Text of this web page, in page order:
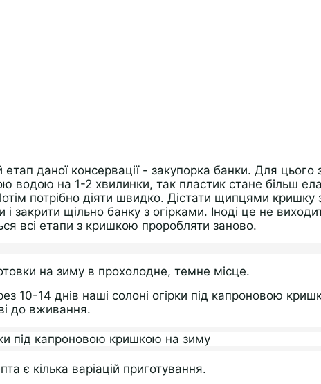
даної консервації - закупорка банки. Для цього
водою на 1-2 хвилинки, так пластик стане більш
потрібно діяти швидко. Дістати щипцями кришку
і закрити щільно банку з огірками. Іноді це не
всі етапи з кришкою проробляти заново.
на зиму в прохолодне, темне місце.
10-14 днів наші солоні огірки під капроновою
до вживання.
є кілька варіацій приготування.